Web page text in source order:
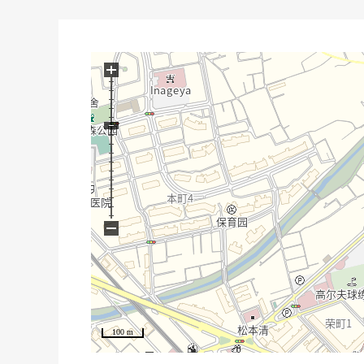
▼设备
・洗脸室和浴室不久考虑家务流迹线
・容易在水周围使用走廊收纳以及1楼
▼周边环境
・超市amaike久米川商店步行10分钟(约770m)
・大岱稲荷公園徒歩4分(约300m)
・东村山市立东荻山小学步行8分钟(约580m)
■ 在找想要的家方面给予帮助的━━━━━・・・
房源的详细、需讨论是如有意向，请跟我们联系。
100 m
+
−